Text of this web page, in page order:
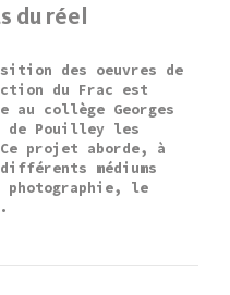
du réel
des oeuvres de
du Frac est
au collège Georges
de Pouilley les
projet aborde, à
médiums
photographie, le